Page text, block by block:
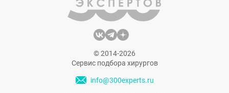
Пластические хирурги уверяют: да! А
поможет в этом современная методика
комплексного липомоделирования.
© 2014-2026
Сервис подбора хирургов
info@300experts.ru